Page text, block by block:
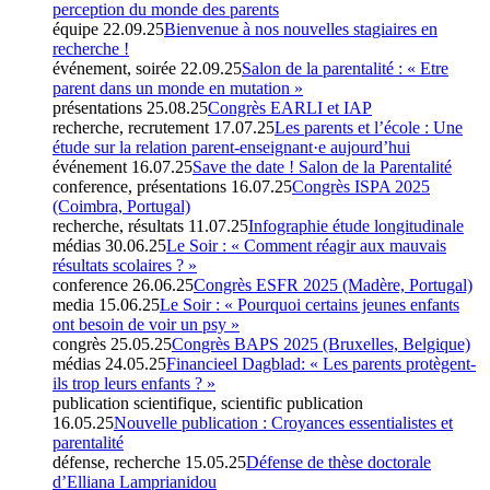
perception du monde des parents
équipe 22.09.25Bienvenue à nos nouvelles stagiaires en
recherche !
événement, soirée 22.09.25Salon de la parentalité : « Etre
parent dans un monde en mutation »
présentations 25.08.25Congrès EARLI et IAP
recherche, recrutement 17.07.25Les parents et l’école : Une
étude sur la relation parent-enseignant·e aujourd’hui
événement 16.07.25Save the date ! Salon de la Parentalité
conference, présentations 16.07.25Congrès ISPA 2025
(Coimbra, Portugal)
recherche, résultats 11.07.25Infographie étude longitudinale
médias 30.06.25Le Soir : « Comment réagir aux mauvais
résultats scolaires ? »
conference 26.06.25Congrès ESFR 2025 (Madère, Portugal)
media 15.06.25Le Soir : « Pourquoi certains jeunes enfants
ont besoin de voir un psy »
congrès 25.05.25Congrès BAPS 2025 (Bruxelles, Belgique)
médias 24.05.25Financieel Dagblad: « Les parents protègent-
ils trop leurs enfants ? »
publication scientifique, scientific publication
16.05.25Nouvelle publication : Croyances essentialistes et
parentalité
défense, recherche 15.05.25Défense de thèse doctorale
d’Elliana Lamprianidou